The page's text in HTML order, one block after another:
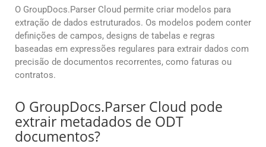
O GroupDocs.Parser Cloud permite criar modelos para
extração de dados estruturados. Os modelos podem conter
definições de campos, designs de tabelas e regras
baseadas em expressões regulares para extrair dados com
precisão de documentos recorrentes, como faturas ou
contratos.
O GroupDocs.Parser Cloud pode
extrair metadados de ODT
documentos?